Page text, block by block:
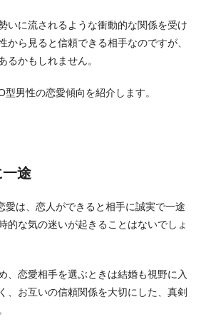
いに流されるような衝動的な関係を受け
から見ると信頼できる相手なのですが、
るかもしれません。
男性の恋愛傾向を紹介します。
途
愛は、恋人ができると相手に誠実で一途
的な気の迷いが起きることはないでしょ
、恋愛相手を選ぶときは結婚も視野に入
、お互いの信頼関係を大切にした、真剣